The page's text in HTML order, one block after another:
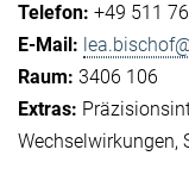
+49 511
3406 106
Wechselwirkungen